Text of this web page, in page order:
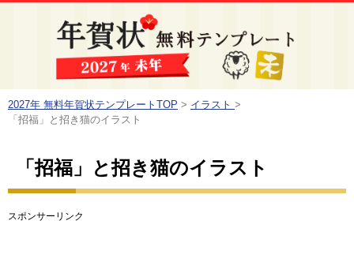
2027年 無料年賀状テンプレートTOP > イラスト >
「招福」と招き猫のイラスト
「招福」と招き猫のイラスト
スポンサーリンク